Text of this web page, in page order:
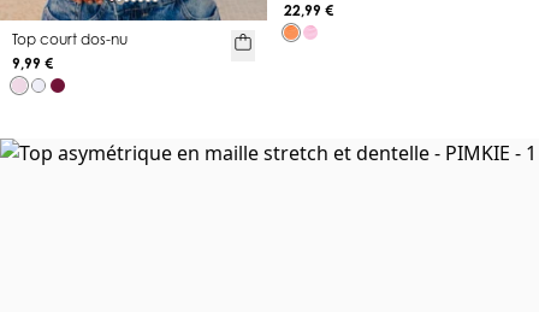
Top court dos-nu
9,99 €
22,99 €